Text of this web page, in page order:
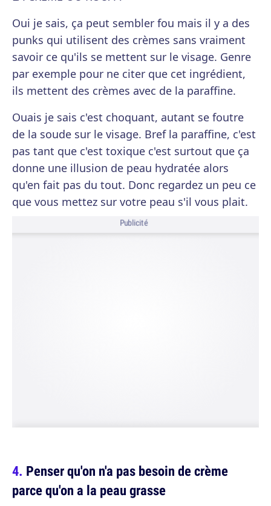
Oui je sais, ça peut sembler fou mais il y a des
punks qui utilisent des crèmes sans vraiment
savoir ce qu'ils se mettent sur le visage. Genre
par exemple pour ne citer que cet ingrédient,
ils mettent des crèmes avec de la paraffine.
Ouais je sais c'est choquant, autant se foutre
de la soude sur le visage. Bref la paraffine, c'est
pas tant que c'est toxique c'est surtout que ça
donne une illusion de peau hydratée alors
qu'en fait pas du tout. Donc regardez un peu ce
que vous mettez sur votre peau s'il vous plait.
Publicité
Penser qu'on n'a pas besoin de crème
parce qu'on a la peau grasse